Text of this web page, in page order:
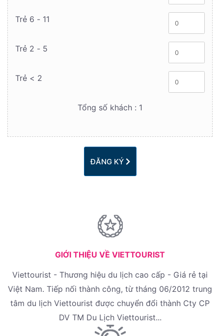
Trẻ 6 - 11
Trẻ 2 - 5
Trẻ < 2
Tổng số khách : 1
ĐĂNG KÝ
GIỚI THIỆU VỀ VIETTOURIST
Viettourist - Thương hiệu du lịch cao cấp - Giá rẻ tại
Việt Nam. Tiếp nối thành công, từ tháng 06/2012 trung
tâm du lịch Viettourist được chuyển đổi thành Cty CP
DV TM Du Lịch Viettourist...